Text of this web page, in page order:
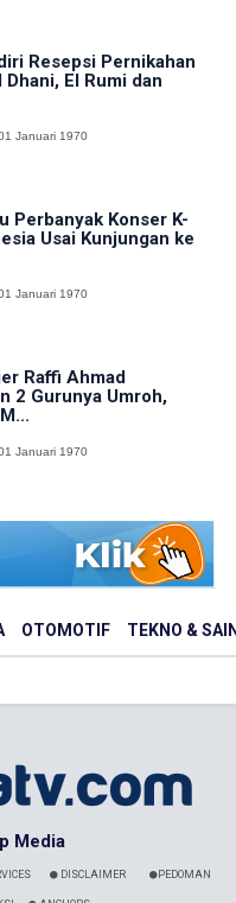
OTOMOTIF TEKNO &
Resepsi Pernikahan
El Rumi dan
Januari 1970
Perbanyak Konser K-
Usai Kunjungan ke
Januari 1970
Raffi Ahmad
2 Gurunya Umroh,
Januari 1970
Vidi Aldiano
Januari 1970
Media
DISCLAIMER PEDOMAN